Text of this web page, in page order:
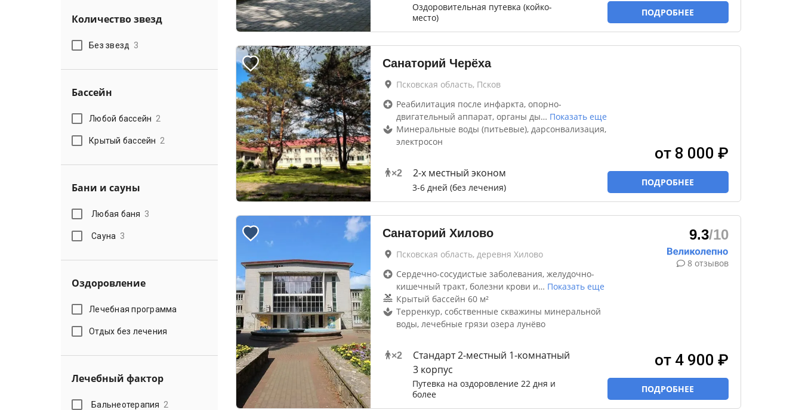
Количество звезд
Без звезд 3
Бассейн
Любой бассейн 2
Крытый бассейн 2
Бани и сауны
Любая баня 3
Сауна 3
Оздоровление
Лечебная программа
Отдых без лечения
Лечебный фактор
Бальнеотерапия 2
Оздоровительная путевка (койко-
место)
ПОДРОБНЕЕ
Санаторий Черёха
Псковская область, Псков
Реабилитация после инфаркта, опорно-
двигательный аппарат, органы ды… Показать еще
Минеральные воды (питьевые), дарсонвализация,
электросон
×2 2-x местный эконом
3-6 дней (без лечения)
от 8 000 ₽
ПОДРОБНЕЕ
Санаторий Хилово
Псковская область, деревня Хилово
Сердечно-сосудистые заболевания, желудочно-
кишечный тракт, болезни крови и… Показать еще
Крытый бассейн 60 м²
Терренкур, собственные скважины минеральной
воды, лечебные грязи озера лунёво
×2
Стандарт 2-местный 1-комнатный
3 корпус
Путевка на оздоровление 22 дня и
более
9.3/10
8 отзывов
от 4 900 ₽
ПОДРОБНЕЕ